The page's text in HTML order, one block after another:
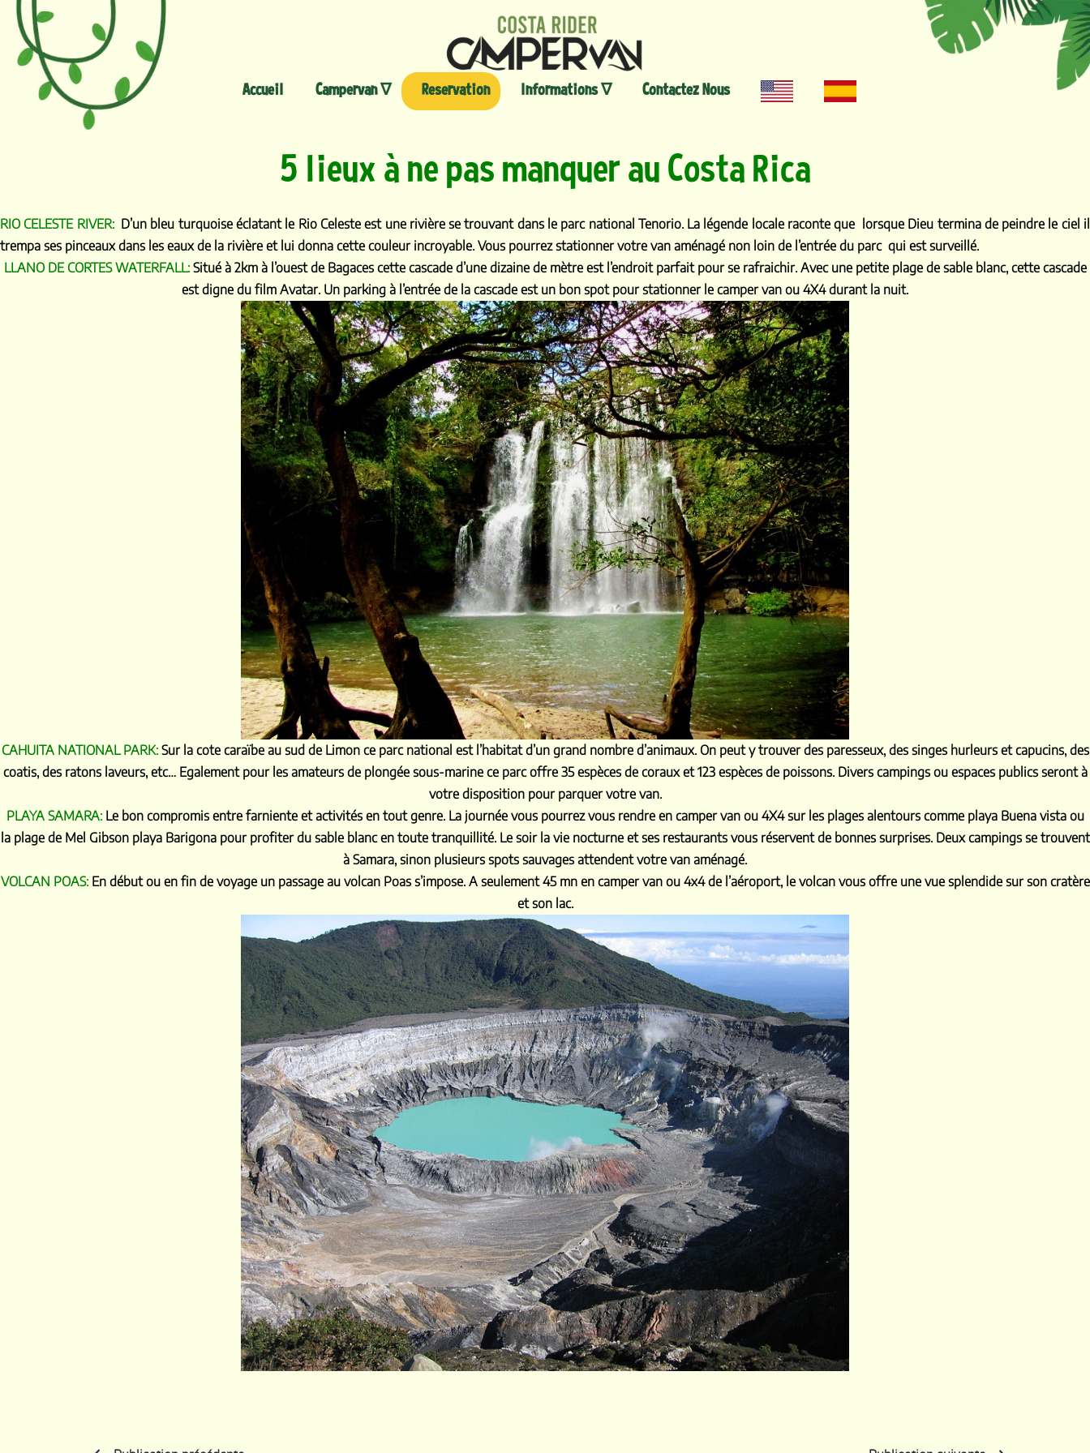
au
contenu
Accueil Campervan ∇ Reservation Informations ∇ Contactez Nous
5 lieux à ne pas manquer au Costa Rica
RIO CELESTE RIVER:D’un bleu turquoise éclatant le Rio Celeste est une rivière se trouvant dans le parc national Tenorio. La légende locale raconte que lorsque Dieu termina de peindre le ciel il
trempa ses pinceaux dans les eaux de la rivière et lui donna cette couleur incroyable. Vous pourrez stationner votre van aménagé non loin de l’entrée du parc qui est surveillé.
LLANO DE CORTES WATERFALL: Situé à 2km à l’ouest de Bagaces cette cascade d’une dizaine de mètre est l’endroit parfait pour se rafraichir. Avec une petite plage de sable blanc, cette cascade
est digne du film Avatar. Un parking à l’entrée de la cascade est un bon spot pour stationner le camper van ou 4X4 durant la nuit.
CAHUITA NATIONAL PARK:Sur la cote caraïbe au sud de Limon ce parc national est l’habitat d’un grand nombre d’animaux. On peut y trouver des paresseux, des singes hurleurs et capucins, des
coatis, des ratons laveurs, etc… Egalement pour les amateurs de plongée sous-marine ce parc offre 35 espèces de coraux et 123 espèces de poissons. Divers campings ou espaces publics seront à
votre disposition pour parquer votre van.
PLAYA SAMARA:Le bon compromis entre farniente et activités en tout genre. La journée vous pourrez vous rendre en camper van ou 4X4 sur les plages alentours comme playa Buena vista ou
la plage de Mel Gibson playa Barigona pour profiter du sable blanc en toute tranquillité. Le soir la vie nocturne et ses restaurants vous réservent de bonnes surprises. Deux campings se trouvent
à Samara, sinon plusieurs spots sauvages attendent votre van aménagé.
VOLCAN POAS:En début ou en fin de voyage un passage au volcan Poas s’impose. A seulement 45 mn en camper van ou 4x4 de l’aéroport, le volcan vous offre une vue splendide sur son cratère
et son lac.